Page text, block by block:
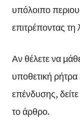
υπόλοιπο
επιτρέποντας
Αν θέλετε να
υποθετική
επένδυσης,
το άρθρο.